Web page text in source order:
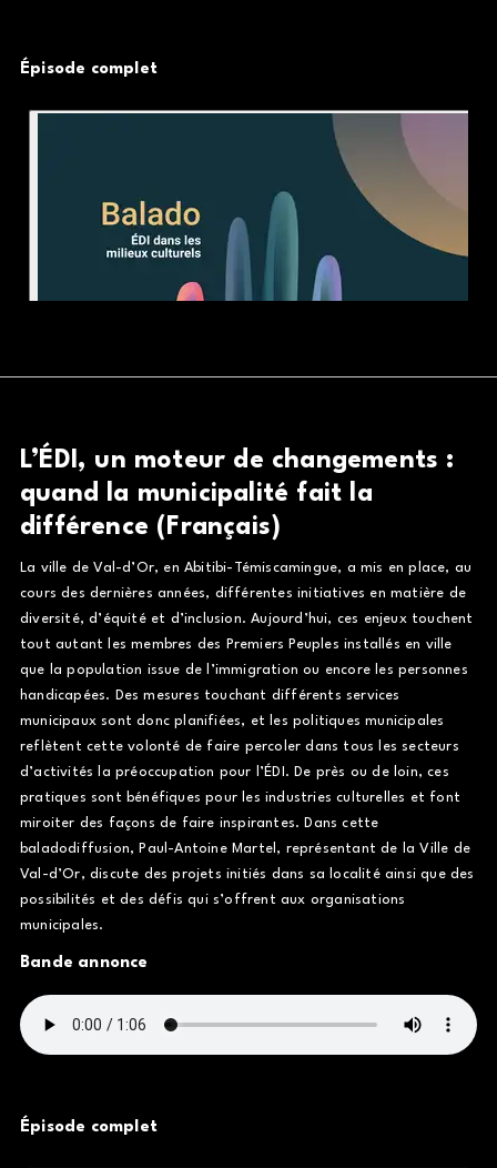
Épisode complet
L’ÉDI, un moteur de changements :
quand la municipalité fait la
différence (Français)
La ville de Val-d’Or, en Abitibi-Témiscamingue, a mis en place, au
cours des dernières années, différentes initiatives en matière de
diversité, d’équité et d’inclusion. Aujourd’hui, ces enjeux touchent
tout autant les membres des Premiers Peuples installés en ville
que la population issue de l’immigration ou encore les personnes
handicapées. Des mesures touchant différents services
municipaux sont donc planifiées, et les politiques municipales
reflètent cette volonté de faire percoler dans tous les secteurs
d’activités la préoccupation pour l’ÉDI. De près ou de loin, ces
pratiques sont bénéfiques pour les industries culturelles et font
miroiter des façons de faire inspirantes. Dans cette
baladodiffusion, Paul-Antoine Martel, représentant de la Ville de
Val-d’Or, discute des projets initiés dans sa localité ainsi que des
possibilités et des défis qui s’offrent aux organisations
municipales.
Bande annonce
Épisode complet